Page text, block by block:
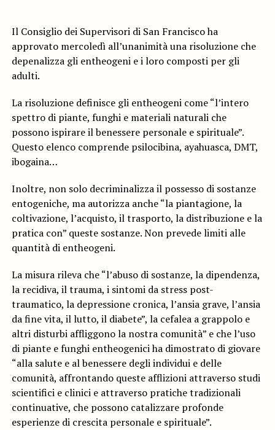
Il Consiglio dei Supervisori di San Francisco ha
approvato mercoledì all’unanimità una risoluzione che
depenalizza gli entheogeni e i loro composti per gli
adulti.
La risoluzione definisce gli entheogeni come “l’intero
spettro di piante, funghi e materiali naturali che
possono ispirare il benessere personale e spirituale”.
Questo elenco comprende psilocibina, ayahuasca, DMT,
ibogaina…
Inoltre, non solo decriminalizza il possesso di sostanze
entogeniche, ma autorizza anche “la piantagione, la
coltivazione, l’acquisto, il trasporto, la distribuzione e la
pratica con” queste sostanze. Non prevede limiti alle
quantità di entheogeni.
La misura rileva che “l’abuso di sostanze, la dipendenza,
la recidiva, il trauma, i sintomi da stress post-
traumatico, la depressione cronica, l’ansia grave, l’ansia
da fine vita, il lutto, il diabete”, la cefalea a grappolo e
altri disturbi affliggono la nostra comunità” e che l’uso
di piante e funghi entheogenici ha dimostrato di giovare
“alla salute e al benessere degli individui e delle
comunità, affrontando queste afflizioni attraverso studi
scientifici e clinici e attraverso pratiche tradizionali
continuative, che possono catalizzare profonde
esperienze di crescita personale e spirituale”.